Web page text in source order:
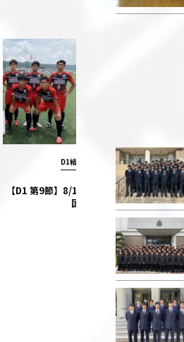
D1結果2021
【D1 第9節】8/1 日章学園 1-1 熊本
国府